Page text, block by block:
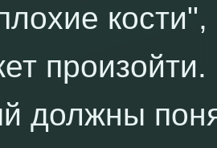
кости",
должны